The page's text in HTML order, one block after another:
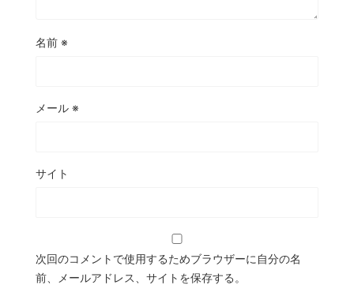
名前 ※
メール ※
サイト
次回のコメントで使用するためブラウザーに自分の名
前、メールアドレス、サイトを保存する。